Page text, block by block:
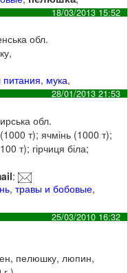
18/03/2013 15:52
обл.
питания, мука,
28/01/2013 21:53
обл.
т); ячмінь (1000 т);
т); гірчиця біла;
:
,травы и бобовые,
25/03/2010 16:32
пелюшку, люпин,